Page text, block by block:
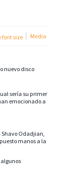
Media
nuevo disco
sería su primer
emocionado a
Odadjian,
manos a la